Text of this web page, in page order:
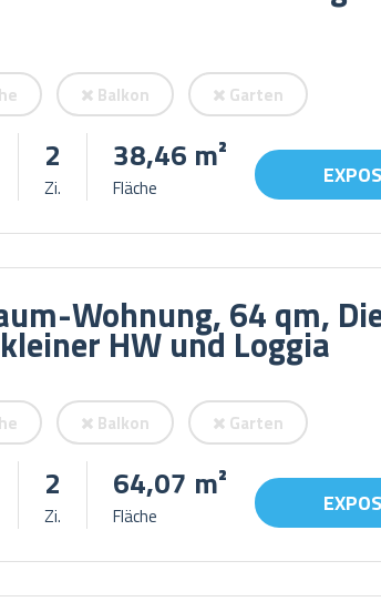
Balkon Garten
2
Zi.
38,46 m²
Fläche
Wohnung, 64 qm,
HW und Loggia
Balkon Garten
2
Zi.
64,07 m²
Fläche